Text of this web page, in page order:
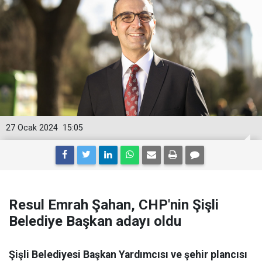
15:05
27 Ocak 2024
Resul Emrah Şahan, CHP'nin Şişli
Belediye Başkan adayı oldu
Şişli Belediyesi Başkan Yardımcısı ve şehir plancısı